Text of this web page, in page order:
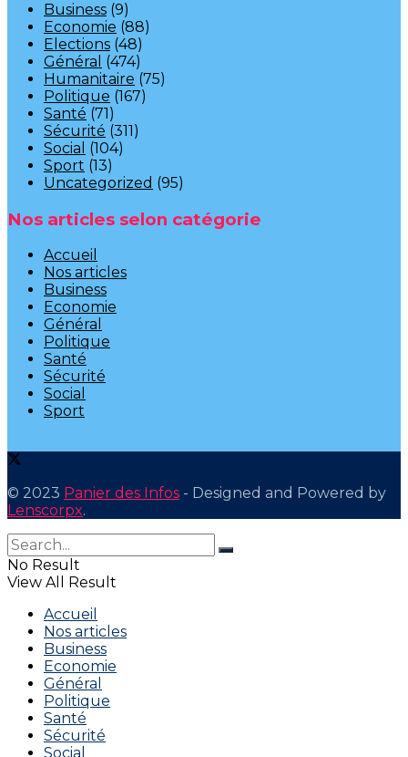
Business (9)
Economie (88)
Elections (48)
Général (474)
Humanitaire (75)
Politique (167)
Santé (71)
Sécurité (311)
Social (104)
Sport (13)
Uncategorized (95)
Nos articles selon catégorie
Accueil
Nos articles
Business
Economie
Général
Politique
Santé
Sécurité
Social
Sport
© 2023 Panier des Infos - Designed and Powered by
Lenscorpx.
No Result
View All Result
Accueil
Nos articles
Business
Economie
Général
Politique
Santé
Sécurité
Social